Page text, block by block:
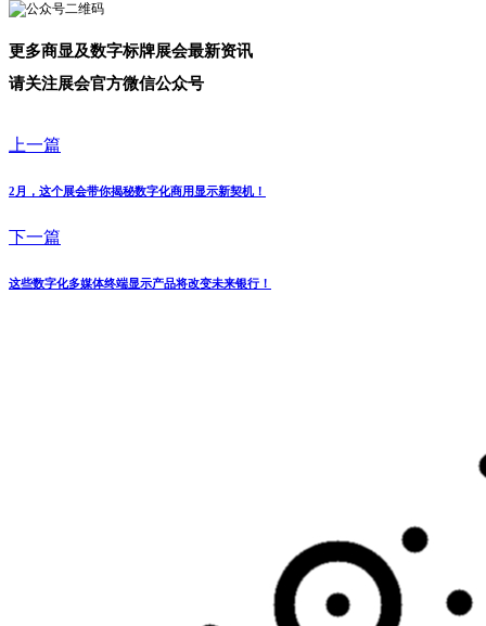
更多商显及数字标牌展会最新资讯
请关注展会官方微信公众号
上一篇
2月，这个展会带你揭秘数字化商用显示新契机！
下一篇
这些数字化多媒体终端显示产品将改变未来银行！